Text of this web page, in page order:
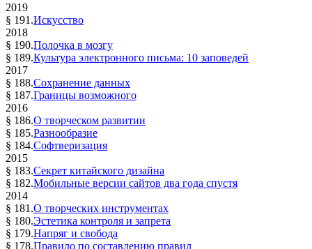
2019
§ 191.Искусство
2018
§ 190.Полочка в мозгу
§ 189.Культура электронного письма: 10 заповедей
2017
§ 188.Сохранение данных
§ 187.Границы возможного
2016
§ 186.О творческом развитии
§ 185.Разнообразие
§ 184.Софтверизация
2015
§ 183.Секрет китайского дизайна
§ 182.Мобильные версии сайтов два года спустя
2014
§ 181.О творческих инструментах
§ 180.Эстетика контроля и запрета
§ 179.Напряг и свобода
§ 178.Правило по составлению правил